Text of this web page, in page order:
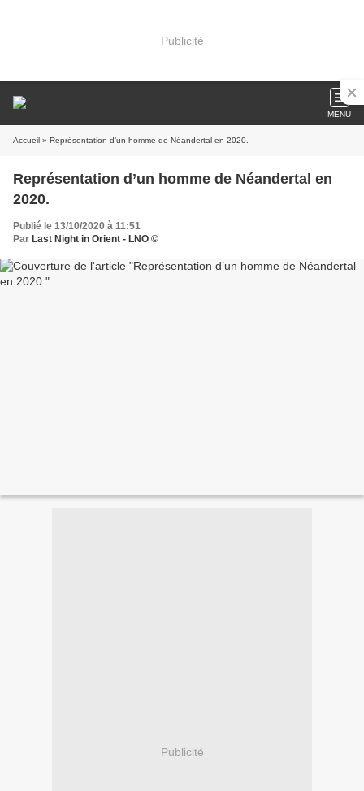
Publicité
MENU
Accueil » Représentation d’un homme de Néandertal en 2020.
Représentation d’un homme de Néandertal en
2020.
Publié le 13/10/2020 à 11:51
Par Last Night in Orient - LNO ©
Publicité